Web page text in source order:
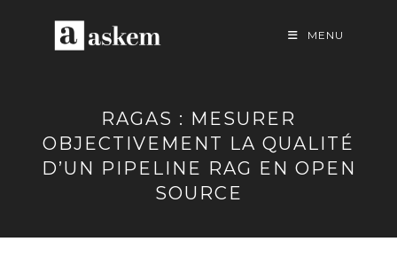
MENU
RAGAS : MESURER
OBJECTIVEMENT LA QUALITÉ
D’UN PIPELINE RAG EN OPEN
SOURCE